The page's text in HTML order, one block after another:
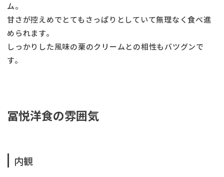
ム。
甘さが控えめでとてもさっぱりとしていて無理なく食べ進
められます。
しっかりした風味の栗のクリームとの相性もバツグンで
す。
冨悦洋食の雰囲気
内観